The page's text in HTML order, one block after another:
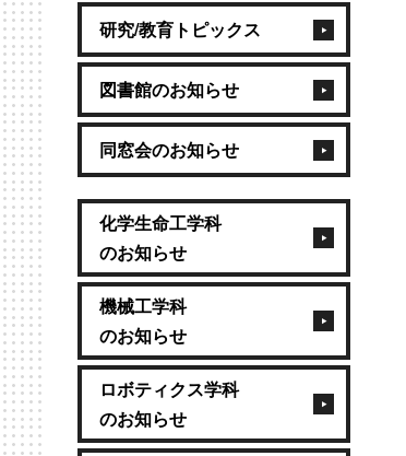
研究/教育トピックス
図書館のお知らせ
同窓会のお知らせ
化学生命工学科
のお知らせ
機械工学科
のお知らせ
ロボティクス学科
のお知らせ